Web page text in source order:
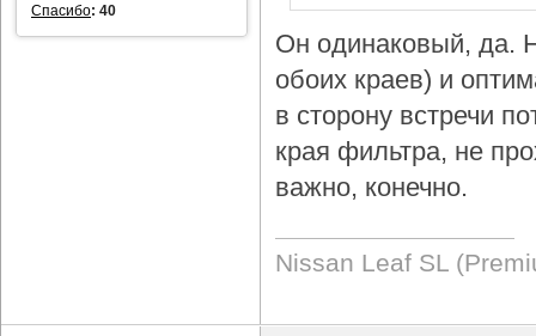
Спасибо: 40
Он одинаковый, да.
обоих краев) и
в сторону встречи
края фильтра, не
важно, конечно.
Nissan Leaf SL